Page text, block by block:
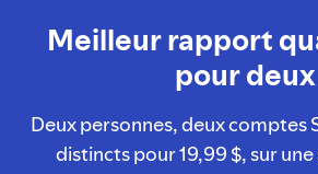
Meilleur rapport
pour deux
Deux personnes, deux comptes
distincts pour 19,99 $, sur